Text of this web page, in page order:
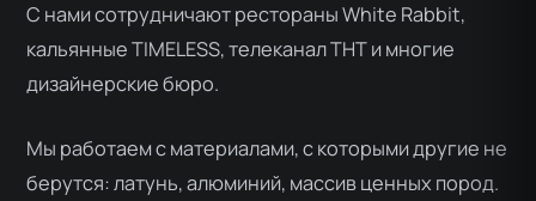
С нами сотрудничают рестораны White Rabbit,
кальянные TIMELESS, телеканал ТНТ и многие
дизайнерские бюро.
Мы работаем с материалами, с которыми другие не
берутся: латунь, алюминий, массив ценных пород.